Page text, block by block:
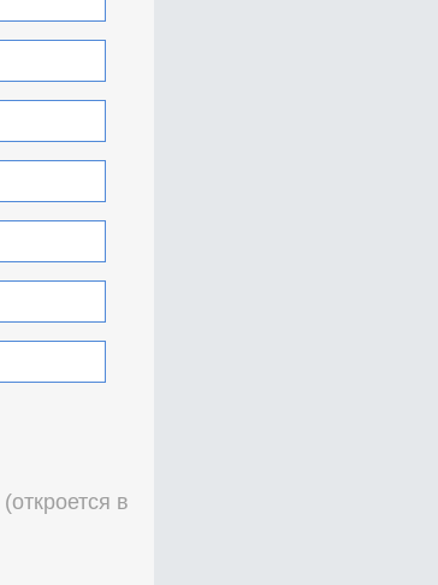
(откроется в